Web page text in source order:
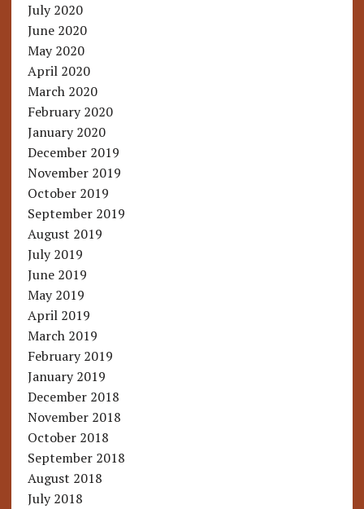
July 2020
June 2020
May 2020
April 2020
March 2020
February 2020
January 2020
December 2019
November 2019
October 2019
September 2019
August 2019
July 2019
June 2019
May 2019
April 2019
March 2019
February 2019
January 2019
December 2018
November 2018
October 2018
September 2018
August 2018
July 2018